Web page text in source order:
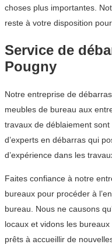
choses plus importantes.
reste à votre disposition
Service de
Pougny
Notre entreprise de
meubles de bureau aux
travaux de déblaiement
d’experts en débarras qui
d’expérience dans les
Faites confiance à notre
bureaux pour procéder à
bureau. Nous ne causons
locaux et vidons les
prêts à accueillir de